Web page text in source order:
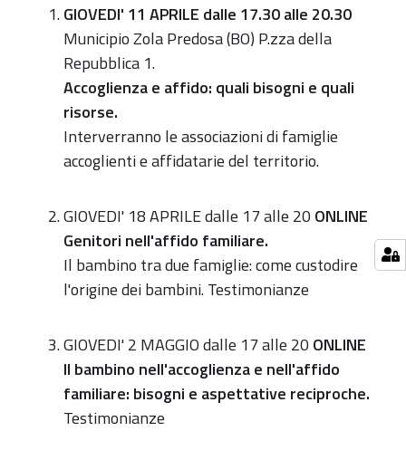
delle
operatrici
dell'equipe
affido
Insieme-
Reno
Lavino
Samoggia
dell'
Unione
Comuni
GIOVEDI' 11 APRILE dalle 17.30 alle 20.30
Municipio Zola Predosa (BO) P.zza della
Repubblica 1.
Accoglienza e affido: quali bisogni e quali
risorse.
Interverranno le associazioni di famiglie
accoglienti e affidatarie del territorio.
GIOVEDI' 18 APRILE dalle 17 alle 20 ONLINE
Genitori nell'affido familiare.
Il bambino tra due famiglie: come custodire
l'origine dei bambini. Testimonianze
GIOVEDI' 2 MAGGIO dalle 17 alle 20 ONLINE
Il bambino nell'accoglienza e nell'affido
familiare: bisogni e aspettative reciproche.
Testimonianze